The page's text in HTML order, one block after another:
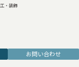
・装飾
お問い合わせ